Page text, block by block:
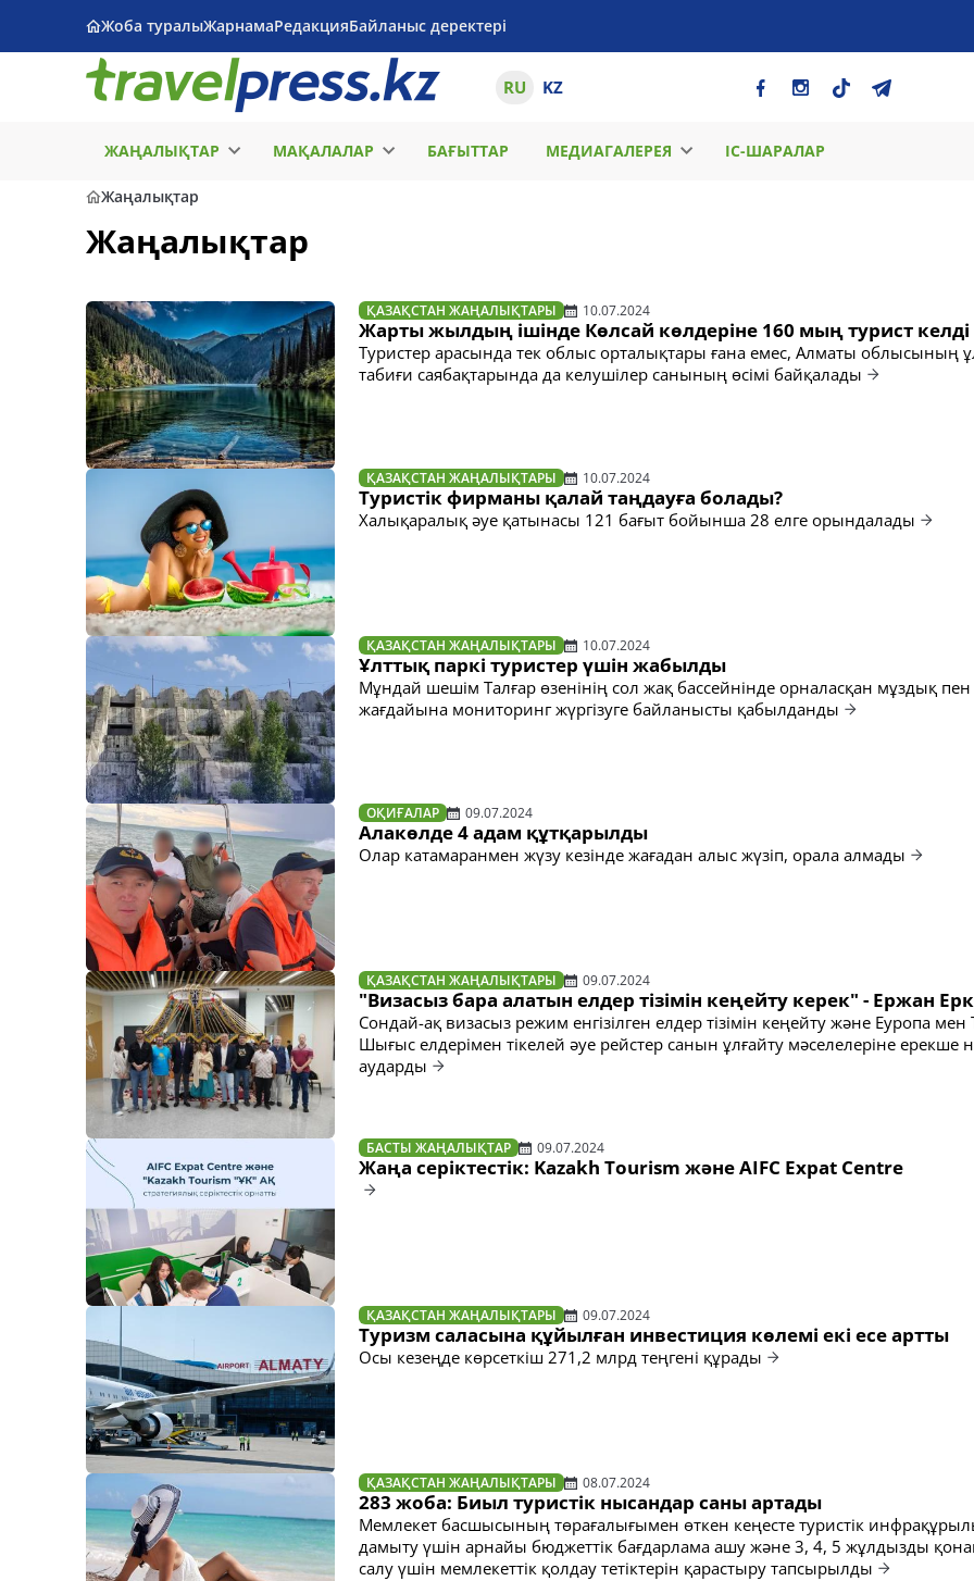
Жоба туралыЖарнамаРедакцияБайланыс деректері
RU KZ
ЖАҢАЛЫҚТАР МАҚАЛАЛАР БАҒЫТТАР МЕДИАГАЛЕРЕЯ ІС-ШАРАЛАР
Жаңалықтар
Жаңалықтар
ҚАЗАҚСТАН ЖАҢАЛЫҚТАРЫ 10.07.2024
Жарты жылдың ішінде Көлсай көлдеріне 160 мың турист келді
Туристер арасында тек облыс орталықтары ғана емес, Алматы облысының
табиғи саябақтарында да келушілер санының өсімі байқалады
ҚАЗАҚСТАН ЖАҢАЛЫҚТАРЫ 10.07.2024
Туристік фирманы қалай таңдауға болады?
Халықаралық әуе қатынасы 121 бағыт бойынша 28 елге орындалады
ҚАЗАҚСТАН ЖАҢАЛЫҚТАРЫ 10.07.2024
Ұлттық паркі туристер үшін жабылды
Мұндай шешім Талғар өзенінің сол жақ бассейнінде орналасқан мұздық пен
жағдайына мониторинг жүргізуге байланысты қабылданды
ОҚИҒАЛАР 09.07.2024
Алакөлде 4 адам құтқарылды
Олар катамаранмен жүзу кезінде жағадан алыс жүзіп, орала алмады
ҚАЗАҚСТАН ЖАҢАЛЫҚТАРЫ 09.07.2024
"Визасыз бара алатын елдер тізімін кеңейту керек" - Ержан
Сондай-ақ визасыз режим енгізілген елдер тізімін кеңейту және Еуропа мен
Шығыс елдерімен тікелей әуе рейстер санын ұлғайту мәселелеріне ерекше
аударды
БАСТЫ ЖАҢАЛЫҚТАР 09.07.2024
Жаңа серіктестік: Kazakh Tourism және AIFC Expat Centre
ҚАЗАҚСТАН ЖАҢАЛЫҚТАРЫ 09.07.2024
Туризм саласына құйылған инвестиция көлемі екі есе артты
Осы кезеңде көрсеткіш 271,2 млрд теңгені құрады
ҚАЗАҚСТАН ЖАҢАЛЫҚТАРЫ 08.07.2024
283 жоба: Биыл туристік нысандар саны артады
Мемлекет басшысының төрағалығымен өткен кеңесте туристік
дамыту үшін арнайы бюджеттік бағдарлама ашу және 3, 4, 5 жұлдызды
салу үшін мемлекеттік қолдау тетіктерін қарастыру тапсырылды